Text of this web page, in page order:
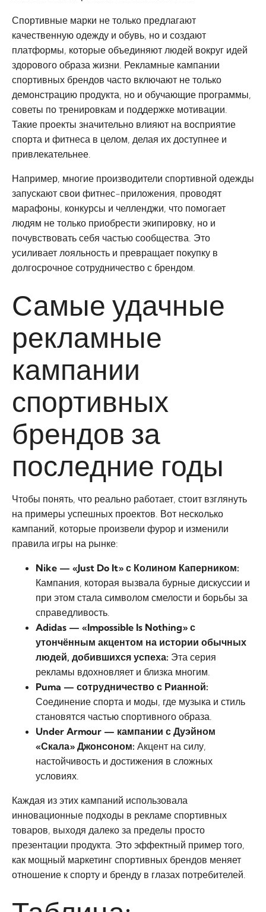
Спортивные марки не только предлагают
качественную одежду и обувь, но и создают
платформы, которые объединяют людей вокруг идей
здорового образа жизни. Рекламные кампании
спортивных брендов часто включают не только
демонстрацию продукта, но и обучающие программы,
советы по тренировкам и поддержке мотивации.
Такие проекты значительно влияют на восприятие
спорта и фитнеса в целом, делая их доступнее и
привлекательнее.
Например, многие производители спортивной одежды
запускают свои фитнес-приложения, проводят
марафоны, конкурсы и челленджи, что помогает
людям не только приобрести экипировку, но и
почувствовать себя частью сообщества. Это
усиливает лояльность и превращает покупку в
долгосрочное сотрудничество с брендом.
Самые удачные
рекламные
кампании
спортивных
брендов за
последние годы
Чтобы понять, что реально работает, стоит взглянуть
на примеры успешных проектов. Вот несколько
кампаний, которые произвели фурор и изменили
правила игры на рынке:
Nike — «Just Do It» с Колином Каперником:
Кампания, которая вызвала бурные дискуссии и
при этом стала символом смелости и борьбы за
справедливость.
Adidas — «Impossible Is Nothing» с
утончённым акцентом на истории обычных
людей, добившихся успеха: Эта серия
рекламы вдохновляет и близка многим.
Puma — сотрудничество с Рианной:
Соединение спорта и моды, где музыка и стиль
становятся частью спортивного образа.
Under Armour — кампании с Дуэйном
«Скала» Джонсоном: Акцент на силу,
настойчивость и достижения в сложных
условиях.
Каждая из этих кампаний использовала
инновационные подходы в рекламе спортивных
товаров, выходя далеко за пределы просто
презентации продукта. Это эффектный пример того,
как мощный маркетинг спортивных брендов меняет
отношение к спорту и бренду в глазах потребителей.